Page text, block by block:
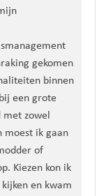
gekomen
binnen
een grote
zowel
moest ik gaan
of
Kiezen kon ik
en kwam